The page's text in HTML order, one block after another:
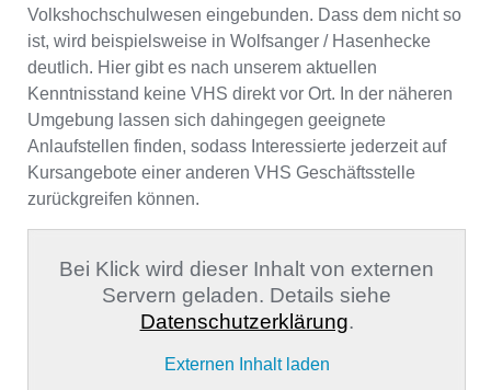
Volkshochschulwesen eingebunden. Dass dem nicht so
ist, wird beispielsweise in Wolfsanger / Hasenhecke
deutlich. Hier gibt es nach unserem aktuellen
Kenntnisstand keine VHS direkt vor Ort. In der näheren
Umgebung lassen sich dahingegen geeignete
Anlaufstellen finden, sodass Interessierte jederzeit auf
Kursangebote einer anderen VHS Geschäftsstelle
zurückgreifen können.
Bei Klick wird dieser Inhalt von externen
Servern geladen. Details siehe
Datenschutzerklärung.
Externen Inhalt laden